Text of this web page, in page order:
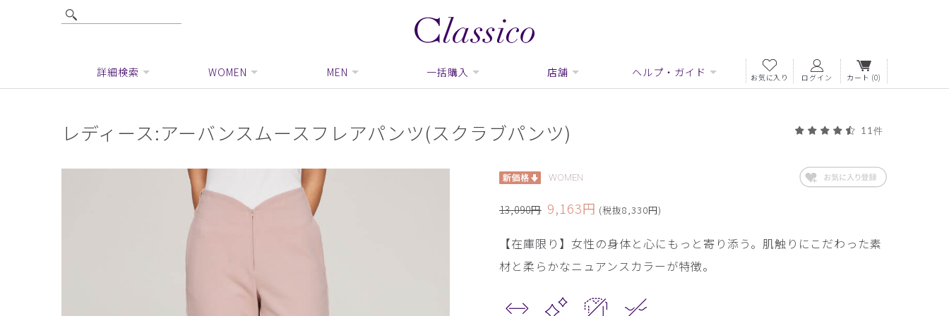
詳細検索 WOMEN MEN 一括購入 店舗 ヘルプ・ガイド お気に入り ログイン カート (0)
レディース:アーバンスムースフレアパンツ(スクラブパンツ) 11件
WOMEN
13,090円 9,163円 (税抜8,330円)
【在庫限り】女性の身体と心にもっと寄り添う。肌触りにこだわった素
材と柔らかなニュアンスカラーが特徴。